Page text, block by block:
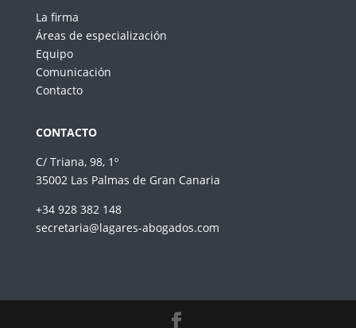
La firma
Áreas de especialización
Equipo
Comunicación
Contacto
CONTACTO
C/ Triana, 98, 1º
35002Las Palmas de Gran Canaria
+34 928 382 148
secretaria@lagares-abogados.com